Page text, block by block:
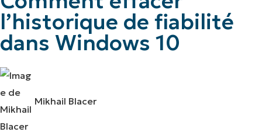
l’historique de fiabilité
dans Windows 10
Mikhail Blacer